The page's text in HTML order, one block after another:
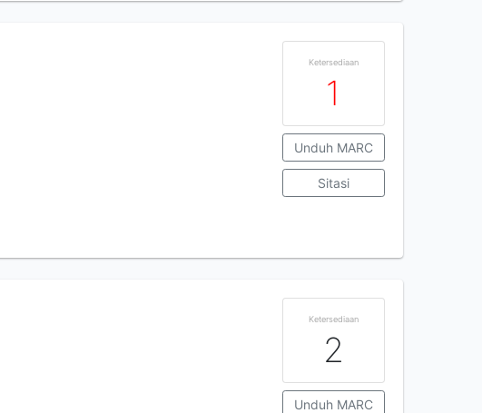
Ketersediaan
1
Unduh MARC
Sitasi
Ketersediaan
2
Unduh MARC